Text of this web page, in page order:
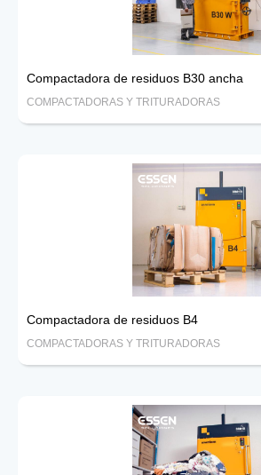
Compactadora de residuos B30 ancha
COMPACTADORAS Y TRITURADORAS
Compactadora de residuos B4
COMPACTADORAS Y TRITURADORAS